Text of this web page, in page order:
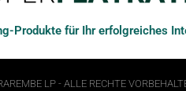
Produkte für Ihr erfolgreiches
LP - ALLE RECHTE